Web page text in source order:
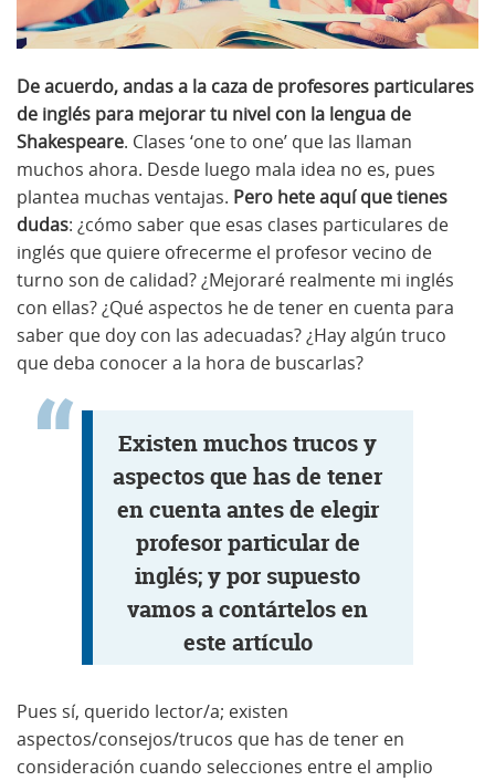
De acuerdo, andas a la caza de profesores particulares
de inglés para mejorar tu nivel con la lengua de
Shakespeare. Clases ‘one to one’ que las llaman
muchos ahora. Desde luego mala idea no es, pues
plantea muchas ventajas. Pero hete aquí que tienes
dudas: ¿cómo saber que esas clases particulares de
inglés que quiere ofrecerme el profesor vecino de
turno son de calidad? ¿Mejoraré realmente mi inglés
con ellas? ¿Qué aspectos he de tener en cuenta para
saber que doy con las adecuadas? ¿Hay algún truco
que deba conocer a la hora de buscarlas?
Existen muchos trucos y
aspectos que has de tener
en cuenta antes de elegir
profesor particular de
inglés; y por supuesto
vamos a contártelos en
este artículo
Pues sí, querido lector/a; existen
aspectos/consejos/trucos que has de tener en
consideración cuando selecciones entre el amplio